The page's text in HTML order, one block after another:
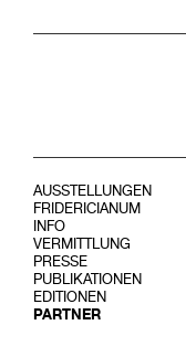
AUSSTELLUNGEN
FRIDERICIANUM
INFO
VERMITTLUNG
PRESSE
PUBLIKATIONEN
EDITIONEN
PARTNER